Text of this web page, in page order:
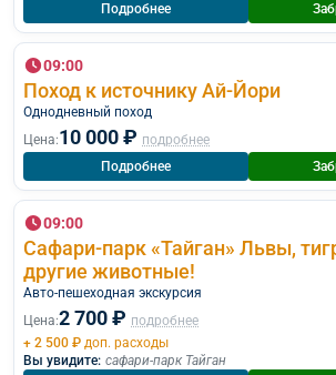
Подробнее
09:00
Поход к источнику Ай-Йори
Однодневный поход
Цена:10 000 ₽ подробнее
Подробнее
09:00
Сафари-парк «Тайган» Львы,
другие животные!
Авто-пешеходная экскурсия
Цена:2 700 ₽ подробнее
+ 2 500 ₽ доп. расходы
Вы увидите: сафари-парк Тайган